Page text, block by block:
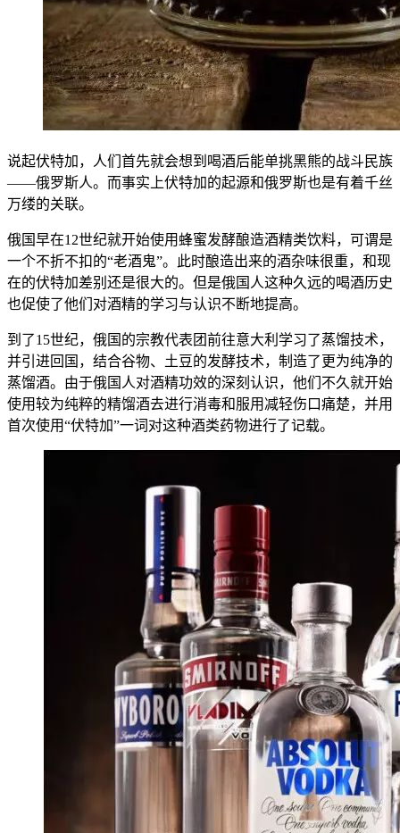
说起伏特加，人们首先就会想到喝酒后能单挑黑熊的战斗民族
——俄罗斯人。而事实上伏特加的起源和俄罗斯也是有着千丝
万缕的关联。
俄国早在12世纪就开始使用蜂蜜发酵酿造酒精类饮料，可谓是
一个不折不扣的“老酒鬼”。此时酿造出来的酒杂味很重，和现
在的伏特加差别还是很大的。但是俄国人这种久远的喝酒历史
也促使了他们对酒精的学习与认识不断地提高。
到了15世纪，俄国的宗教代表团前往意大利学习了蒸馏技术，
并引进回国，结合谷物、土豆的发酵技术，制造了更为纯净的
蒸馏酒。由于俄国人对酒精功效的深刻认识，他们不久就开始
使用较为纯粹的精馏酒去进行消毒和服用减轻伤口痛楚，并用
首次使用“伏特加”一词对这种酒类药物进行了记载。